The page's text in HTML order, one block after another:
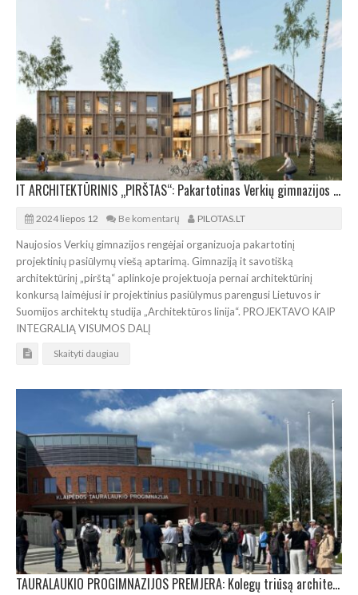
IT ARCHITEKTŪRINIS „PIRŠTAS“: Pakartotinas Verkių gimnazijos projekto pristatymas
2024 liepos 12 Be komentarų PILOTAS.LT
Naujosios Verkių gimnazijos rengėjai organizuoja pakartotinį
projektinių pasiūlymų viešą aptarimą. Gimnaziją it savotišką
architektūrinį „pirštą“ aplinkoje projektuoja pernai architektūrinį
konkursą laimėjusi ir projektinius pasiūlymus parengusi Lietuvos ir
Suomijos architektų studija „Architektūros linija“. PROJEKTAVO KAIP
INTEGRALIĄ VISUMOS DALĮ
Skaityti daugiau
TAURALAUKIO PROGIMNAZIJOS PREMJERA: Kolegų triūsą architektai vertino pirmieji